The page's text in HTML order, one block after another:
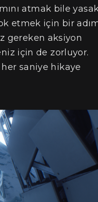
atmak bile
etmek için bir
gereken aksiyon
için de zorluyor.
saniye hikaye